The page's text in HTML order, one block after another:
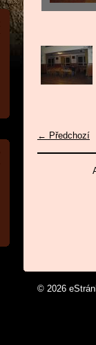
← Předchozí
© 2026